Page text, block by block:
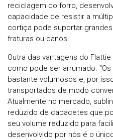
reciclagem do forro,
capacidade de resistir a
cortiça pode suportar
fraturas ou danos.
Outra das vantagens do
como pode ser arrumado.
bastante volumosos e, por
transportados de modo
Atualmente no mercado,
reduzido de capacetes que
seu volume reduzido para
desenvolvido por nós é o